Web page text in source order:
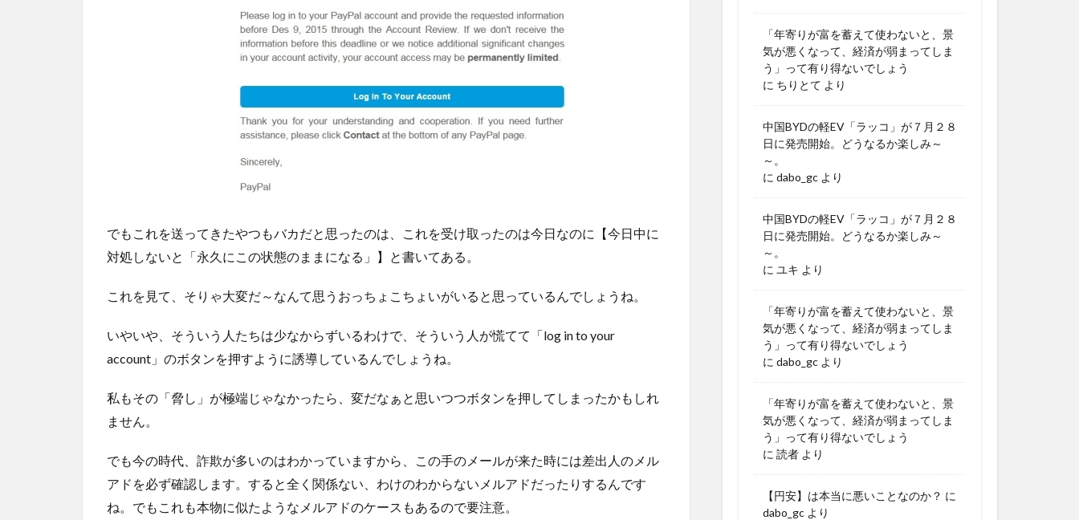
でもこれを送ってきたやつもバカだと思ったのは、これを受け取ったのは今日なのに【今日中に
対処しないと「永久にこの状態のままになる」】と書いてある。
これを見て、そりゃ大変だ～なんて思うおっちょこちょいがいると思っているんでしょうね。
いやいや、そういう人たちは少なからずいるわけで、そういう人が慌てて「log in to your
account」のボタンを押すように誘導しているんでしょうね。
私もその「脅し」が極端じゃなかったら、変だなぁと思いつつボタンを押してしまったかもしれ
ません。
でも今の時代、詐欺が多いのはわかっていますから、この手のメールが来た時には差出人のメル
アドを必ず確認します。すると全く関係ない、わけのわからないメルアドだったりするんです
ね。でもこれも本物に似たようなメルアドのケースもあるので要注意。
「年寄りが富を蓄えて使わないと、景
気が悪くなって、経済が弱まってしま
う」って有り得ないでしょう
に ちりとて より
中国BYDの軽EV「ラッコ」が７月２８
日に発売開始。どうなるか楽しみ～
～。
に dabo_gc より
中国BYDの軽EV「ラッコ」が７月２８
日に発売開始。どうなるか楽しみ～
～。
に ユキ より
「年寄りが富を蓄えて使わないと、景
気が悪くなって、経済が弱まってしま
う」って有り得ないでしょう
に dabo_gc より
「年寄りが富を蓄えて使わないと、景
気が悪くなって、経済が弱まってしま
う」って有り得ないでしょう
に 読者 より
【円安】は本当に悪いことなのか？ に
dabo_gc より